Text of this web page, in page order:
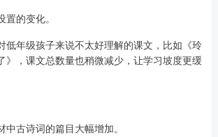
的变化。
低年级孩子来说不太好理解的课文，比如《玲
》，课文总数量也稍微减少，让学习坡度更缓
古诗词的篇目大幅增加。